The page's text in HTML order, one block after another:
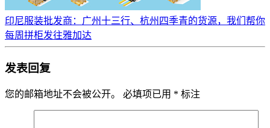
印尼服装批发商：广州十三行、杭州四季青的货源，我们帮你
每周拼柜发往雅加达
发表回复
您的邮箱地址不会被公开。 必填项已用 * 标注